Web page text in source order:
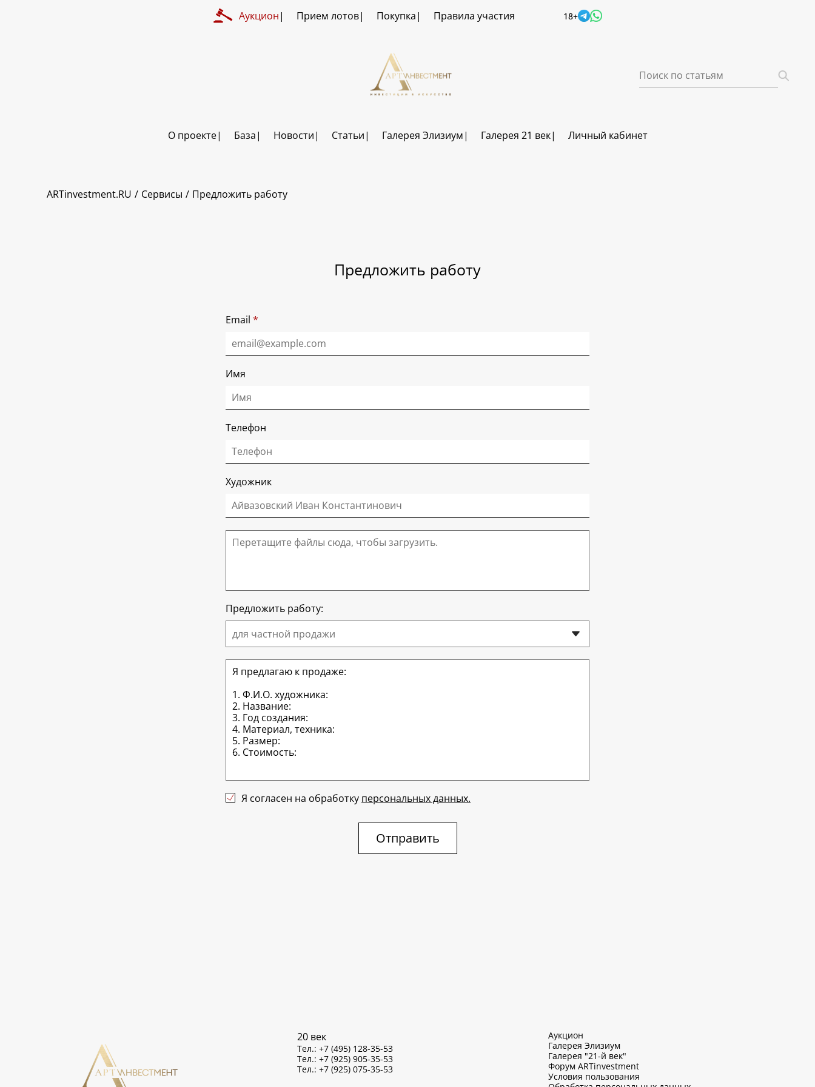
Аукцион Прием лотов Покупка Правила участия 18+
О проекте База Новости Статьи Галерея Элизиум Галерея 21 век Личный кабинет
ARTinvestment.RU Сервисы Предложить работу
Предложить работу
Email *
Имя
Телефон
Художник
Перетащите файлы сюда, чтобы загрузить.
Предложить работу:
для частной продажи
Я согласен на обработку персональных данных.
Отправить
20 век
Тел.: +7 (495) 128-35-53
Тел.: +7 (925) 905-35-53
Тел.: +7 (925) 075-35-53
Аукцион
Галерея Элизиум
Галерея "21-й век"
Форум ARTinvestment
Условия пользования